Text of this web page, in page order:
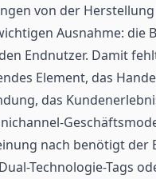
von der Herstellung
Ausnahme: die
Endnutzer. Damit
Element, das
das
nach benötigt der
Technologie-Tags